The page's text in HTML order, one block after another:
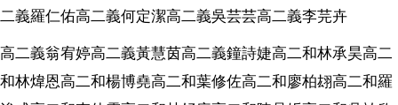
二義羅仁佑高二義何定潔高二義吳芸芸高二義李芫卉
高二義翁宥婷高二義黃慧茵高二義鐘詩婕高二和林承昊高二
和林煒恩高二和楊博堯高二和葉修佐高二和廖柏翃高二和羅